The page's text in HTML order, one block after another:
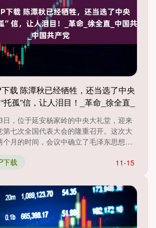
载 陈潭秋已经牺牲，还当选了中央
托孤”信，让人泪目！_革命_徐全直_
日，位于延安杨家岭的中央大礼堂，迎来
第七次全国代表大会的隆重召开。这次大
个月的时间，会议中确立了毛泽东思想作
11-15
下载